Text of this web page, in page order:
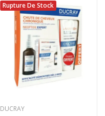
Rupture De Stock
DUCRAY